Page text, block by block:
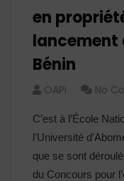
en
lancement
Bénin
OAPI No
C’est à l’École
l’Université
que se sont
du Concours pour